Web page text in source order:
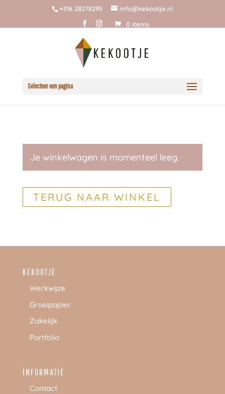
+316 28278295
info@kekootje.nl
0 items
Selecteer een pagina
Je winkelwagen is momenteel leeg.
TERUG NAAR WINKEL
KEKOOTJE
Werkwijze
Groeipapier
Zakelijk
Portfolio
INFORMATIE
Contact